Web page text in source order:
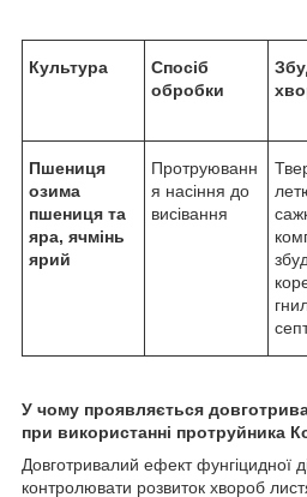
Культура
Спосіб
обробки
Пшениця
озима
пшениця та
яра, ячмінь
ярий
Протруюванн
я насіння до
висівання
У чому проявляється
при використанні протруйника
Довготривалий ефект фунгіцидної
контролювати розвиток хвороб